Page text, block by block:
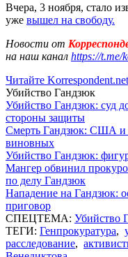
Вчера, 3 ноября, стало
уже вышел на свободу.
Новости от
на наш канал https://t.me/
Читайте
Убийство Гандзюк
Убийство Гандзюк: суд
стороны защиты
Смерть Гандзюк: США и
виновных
Убийство Гандзюк:
Мангер обвинил
по делу Гандзюк
Нападение на Гандзюк:
приговор
СПЕЦТЕМА: Убийство
ТЕГИ: Генпрокуратура,
расследование,